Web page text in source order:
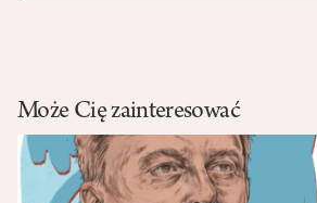
Może Cię zainteresować